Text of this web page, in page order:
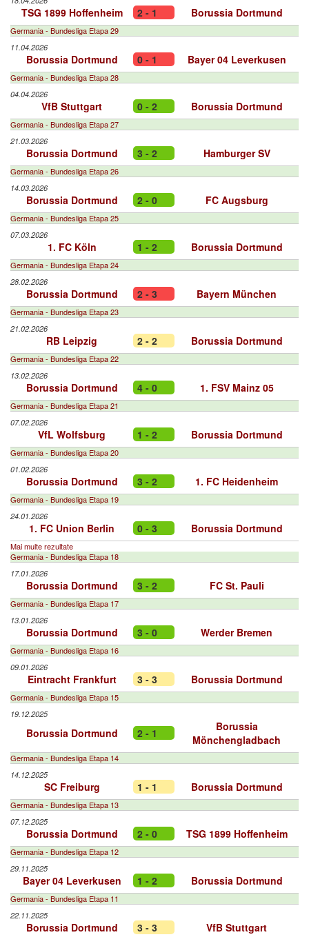
TSG 1899 Hoffenheim 2 - 1 Borussia Dortmund
Germania - Bundesliga Etapa 29
11.04.2026
Borussia Dortmund 0 - 1 Bayer 04 Leverkusen
Germania - Bundesliga Etapa 28
04.04.2026
VfB Stuttgart 0 - 2 Borussia Dortmund
Germania - Bundesliga Etapa 27
21.03.2026
Borussia Dortmund 3 - 2 Hamburger SV
Germania - Bundesliga Etapa 26
14.03.2026
Borussia Dortmund 2 - 0 FC Augsburg
Germania - Bundesliga Etapa 25
07.03.2026
1. FC Köln 1 - 2 Borussia Dortmund
Germania - Bundesliga Etapa 24
28.02.2026
Borussia Dortmund 2 - 3 Bayern München
Germania - Bundesliga Etapa 23
21.02.2026
RB Leipzig 2 - 2 Borussia Dortmund
Germania - Bundesliga Etapa 22
13.02.2026
Borussia Dortmund 4 - 0 1. FSV Mainz 05
Germania - Bundesliga Etapa 21
07.02.2026
VfL Wolfsburg 1 - 2 Borussia Dortmund
Germania - Bundesliga Etapa 20
01.02.2026
Borussia Dortmund 3 - 2 1. FC Heidenheim
Germania - Bundesliga Etapa 19
24.01.2026
1. FC Union Berlin 0 - 3 Borussia Dortmund
Mai multe rezultate
Germania - Bundesliga Etapa 18
17.01.2026
Borussia Dortmund 3 - 2 FC St. Pauli
Germania - Bundesliga Etapa 17
13.01.2026
Borussia Dortmund 3 - 0 Werder Bremen
Germania - Bundesliga Etapa 16
09.01.2026
Eintracht Frankfurt 3 - 3 Borussia Dortmund
Germania - Bundesliga Etapa 15
19.12.2025
Borussia Dortmund 2 - 1
Borussia
Mönchengladbach
Germania - Bundesliga Etapa 14
14.12.2025
SC Freiburg 1 - 1 Borussia Dortmund
Germania - Bundesliga Etapa 13
07.12.2025
Borussia Dortmund 2 - 0 TSG 1899 Hoffenheim
Germania - Bundesliga Etapa 12
29.11.2025
Bayer 04 Leverkusen 1 - 2 Borussia Dortmund
Germania - Bundesliga Etapa 11
22.11.2025
Borussia Dortmund 3 - 3 VfB Stuttgart